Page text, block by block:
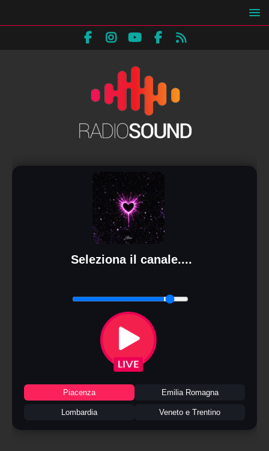
Seleziona il canale....
Piacenza Emilia Romagna
Lombardia Veneto e Trentino